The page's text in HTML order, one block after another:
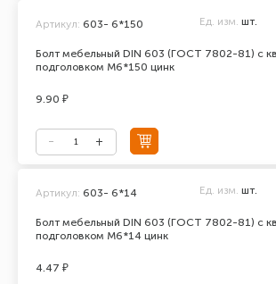
Болт мебельный DIN 603 (ГОСТ 7802-81) с
подголовком М6*150 цинк
Артикул: 603- 6*150 Ед. изм. шт.
9.90 ₽
Болт мебельный DIN 603 (ГОСТ 7802-81) с
подголовком М6*14 цинк
Артикул: 603- 6*14 Ед. изм. шт.
4.47 ₽